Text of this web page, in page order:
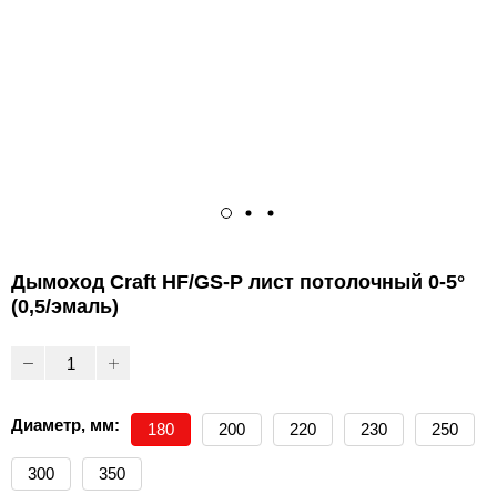
Дымоход Craft HF/GS-P лист потолочный 0-5°
(0,5/эмаль)
Диаметр, мм: 180 200 220 230 250
300 350